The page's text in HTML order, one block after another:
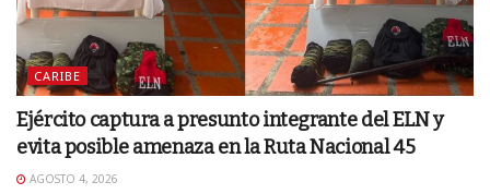
CARIBE
Ejército captura a presunto integrante del ELN y
evita posible amenaza en la Ruta Nacional 45
AGOSTO 4, 2026